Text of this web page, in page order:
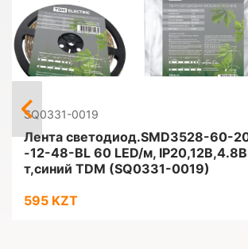
SQ0331-0019
Лента светодиод.SMD3528-60-
-12-48-BL 60 LED/м, IP20,12B,4.8В
т,синий TDM (SQ0331-0019)
595 KZT